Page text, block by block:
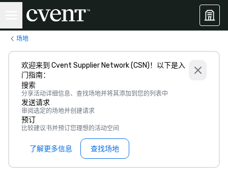
场地
欢迎来到 Cvent Supplier Network (CSN)！以下是入
门指南：
搜索
分享活动详细信息、查找场地并将其添加到您的列表中
发送请求
审阅选定的场地并创建请求
预订
比较建议书并预订您理想的活动空间
了解更多信息 查找场地